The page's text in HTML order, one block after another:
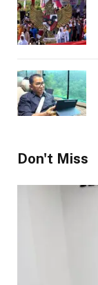
Don't Miss